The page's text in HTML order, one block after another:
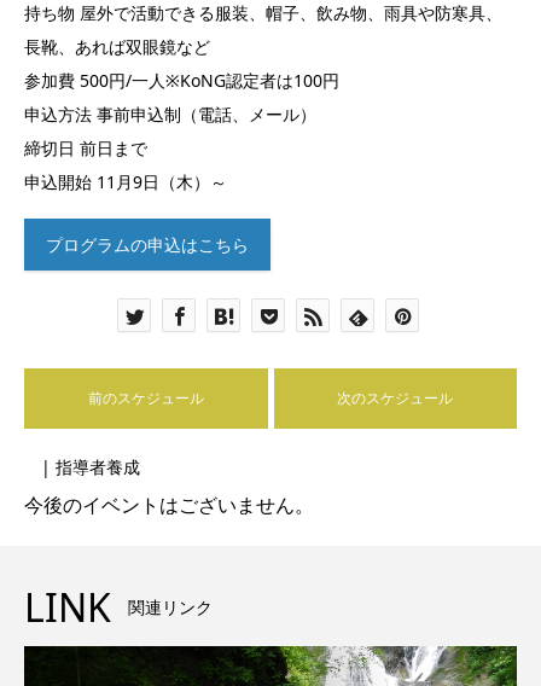
持ち物 屋外で活動できる服装、帽子、飲み物、雨具や防寒具、
長靴、あれば双眼鏡など
参加費 500円/一人※KoNG認定者は100円
申込方法 事前申込制（電話、メール）
締切日 前日まで
申込開始 11月9日（木）～
プログラムの申込はこちら
前のスケジュール 次のスケジュール
| 指導者養成
今後のイベントはございません。
LINK 関連リンク